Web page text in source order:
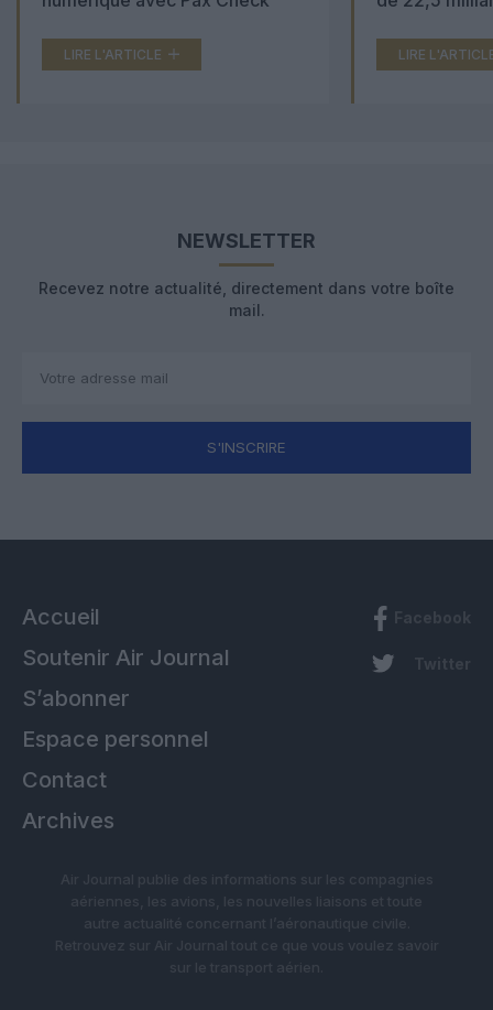
LIRE L'ARTICLE LIRE
NEWSLETTER
Recevez notre actualité, directement dans votre boîte
mail.
S'INSCRIRE
Accueil
Soutenir Air Journal
S’abonner
Espace personnel
Contact
Archives